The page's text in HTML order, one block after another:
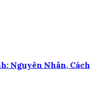
Nguyên Nhân, Cách